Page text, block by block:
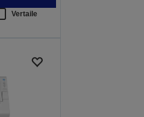
Vertaile